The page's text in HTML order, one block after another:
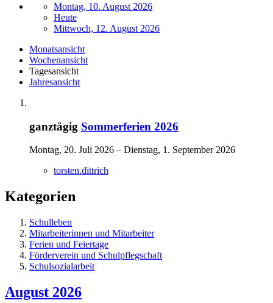
Montag, 10. August 2026
Heute
Mittwoch, 12. August 2026
Monatsansicht
Wochenansicht
Tagesansicht
Jahresansicht
ganztägig Sommerferien 2026
Montag, 20. Juli 2026 – Dienstag, 1. September 2026
torsten.dittrich
Kategorien
Schulleben
Mitarbeiterinnen und Mitarbeiter
Ferien und Feiertage
Förderverein und Schulpflegschaft
Schulsozialarbeit
August 2026